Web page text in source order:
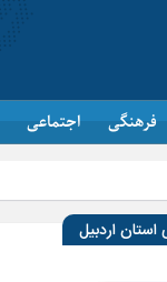
فرهنگی اجتماعی
اردبیل